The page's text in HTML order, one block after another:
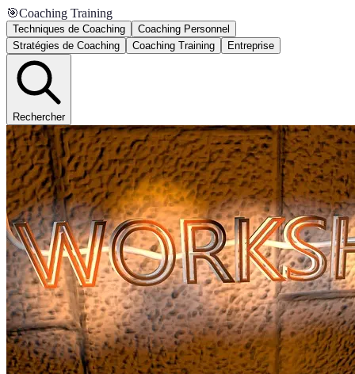
🎯Coaching Training
Techniques de Coaching
Coaching Personnel
Stratégies de Coaching
Coaching Training Entreprise
Rechercher